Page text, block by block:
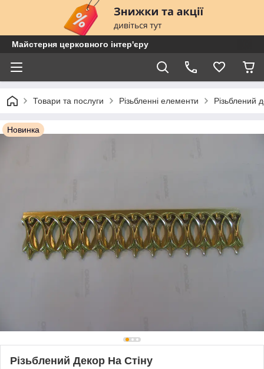
Майстерня церковного інтер'єру
Товари та послуги Різьбленні елементи Різьблений
Новинка
Різьблений Декор На Стіну